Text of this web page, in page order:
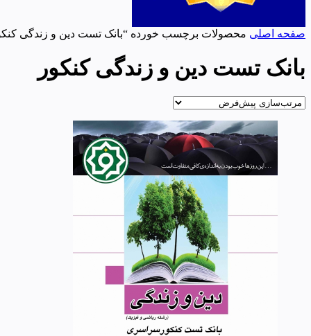
صفحه اصلی محصولات برچسب خورده “بانک تست دین و زندگی
بانک تست دین و زندگی کنکور